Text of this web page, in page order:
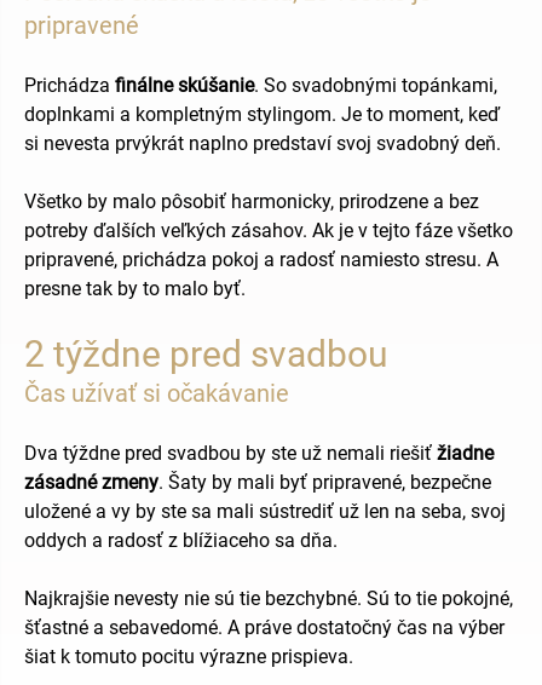
pripravené
Prichádza finálne skúšanie. So svadobnými topánkami,
doplnkami a kompletným stylingom. Je to moment, keď
si nevesta prvýkrát naplno predstaví svoj svadobný deň.
Všetko by malo pôsobiť harmonicky, prirodzene a bez
potreby ďalších veľkých zásahov. Ak je v tejto fáze všetko
pripravené, prichádza pokoj a radosť namiesto stresu. A
presne tak by to malo byť.
2 týždne pred svadbou
Čas užívať si očakávanie
Dva týždne pred svadbou by ste už nemali riešiť žiadne
zásadné zmeny. Šaty by mali byť pripravené, bezpečne
uložené a vy by ste sa mali sústrediť už len na seba, svoj
oddych a radosť z blížiaceho sa dňa.
Najkrajšie nevesty nie sú tie bezchybné. Sú to tie pokojné,
šťastné a sebavedomé. A práve dostatočný čas na výber
šiat k tomuto pocitu výrazne prispieva.